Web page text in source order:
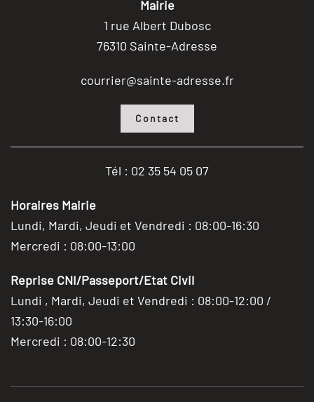
Mairie
1 rue Albert Dubosc
76310 Sainte-Adresse
courrier@sainte-adresse.fr
Contact
Tél : 02 35 54 05 07
Horaires Mairie
Lundi, Mardi, Jeudi et Vendredi : 08:00-16:30
Mercredi : 08:00-13:00
Reprise CNI/Passeport/Etat Civil
Lundi , Mardi, Jeudi et Vendredi : 08:00-12:00 /
13:30-16:00
Mercredi : 08:00-12:30